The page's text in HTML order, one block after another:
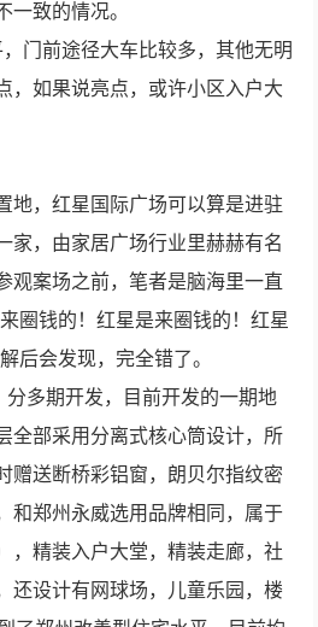
一致的情况。
门前途径大车比较多，其他无明
，如果说亮点，或许小区入户大
地，红星国际广场可以算是进驻
家，由家居广场行业里赫赫有名
观案场之前，笔者是脑海里一直
圈钱的！红星是来圈钱的！红星
后会发现，完全错了。
分多期开发，目前开发的一期地
全部采用分离式核心筒设计，所
赠送断桥彩铝窗，朗贝尔指纹密
和郑州永威选用品牌相同，属于
，精装入户大堂，精装走廊，社
还设计有网球场，儿童乐园，楼